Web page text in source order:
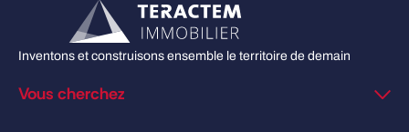
Inventons et construisons ensemble le territoire de demain
Vous cherchez